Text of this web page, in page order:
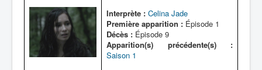
Interprète : Celina Jade
Première apparition : Épisode 1
Décès : Épisode 9
Apparition(s) précédente(s) :
Saison 1